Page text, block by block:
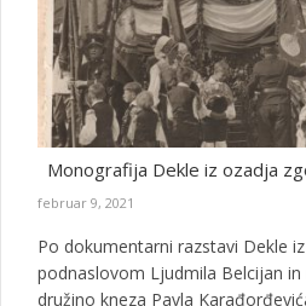
Monografija Dekle iz ozadja
februar 9, 2021
Po dokumentarni razstavi Dekle
podnaslovom Ljudmila Belcijan
družino kneza Pavla